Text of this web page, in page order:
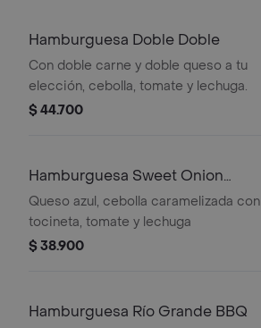
Hamburguesa Doble Doble
Con doble carne y doble queso a tu
elección, cebolla, tomate y lechuga.
$ 44.700
Hamburguesa Sweet Onion
Bacon
Queso azul, cebolla caramelizada con
tocineta, tomate y lechuga
$ 38.900
Hamburguesa Río Grande BBQ